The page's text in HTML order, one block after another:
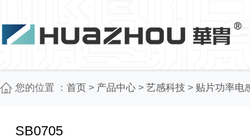
您的位置 ： 首页 > 产品中心 > 艺感科技 > 贴片功率电
SB0705